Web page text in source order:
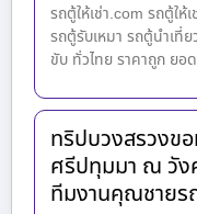
รถตู้ให้เช่า.com รถตู้ให้
รถตู้รับเหมา รถตู้นำเที่
ขับ ทั่วไทย ราคาถูก ย
ทริปบวงสรวงข
ศรีปทุมมา ณ วัง
ทีมงานคุณชายร